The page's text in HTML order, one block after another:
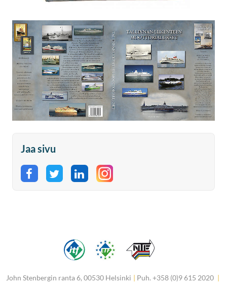
Jaa sivu
Jaa Facebookissa
Jaa Twitterissä
Jaa LinkedInissä
John Stenbergin ranta 6, 00530 Helsinki | Puh. +358 (0)9 615 2020 |